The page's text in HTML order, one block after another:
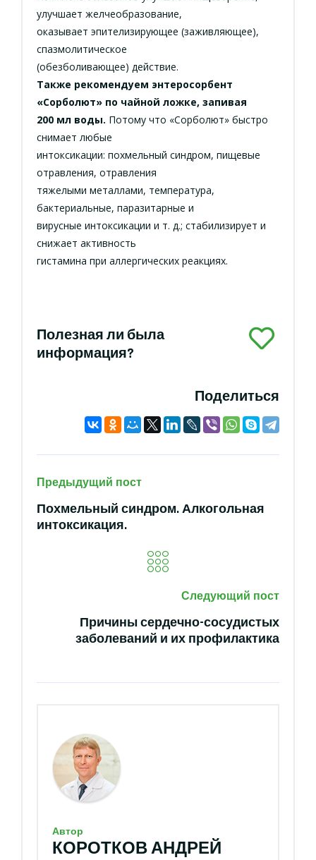
улучшает желчеобразование,
оказывает эпителизирующее (заживляющее),
спазмолитическое
(обезболивающее) действие.
Также рекомендуем энтеросорбент
«Сорболют» по чайной ложке, запивая
200 мл воды. Потому что «Сорболют» быстро
снимает любые
интоксикации: похмельный синдром, пищевые
отравления, отравления
тяжелыми металлами, температура,
бактериальные, паразитарные и
вирусные интоксикации и т. д.; стабилизирует и
снижает активность
гистамина при аллергических реакциях.
Полезная ли была
информация?
Поделиться
Предыдущий пост
Похмельный синдром. Алкогольная
интоксикация.
Следующий пост
Причины сердечно-сосудистых
заболеваний и их профилактика
Автор
КОРОТКОВ АНДРЕЙ